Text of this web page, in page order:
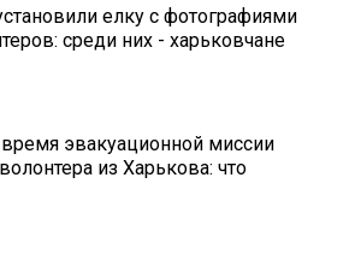
елку с фотографиями
среди них - харьковчане
эвакуационной миссии
из Харькова: что